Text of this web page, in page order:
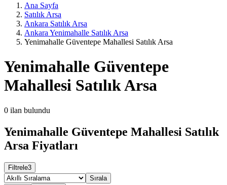
Ana Sayfa
Satılık Arsa
Ankara Satılık Arsa
Ankara Yenimahalle Satılık Arsa
Yenimahalle Güventepe Mahallesi Satılık Arsa
Yenimahalle Güventepe
Mahallesi Satılık Arsa
0 ilan bulundu
Yenimahalle Güventepe Mahallesi Satılık
Arsa Fiyatları
Filtrele3
Sırala